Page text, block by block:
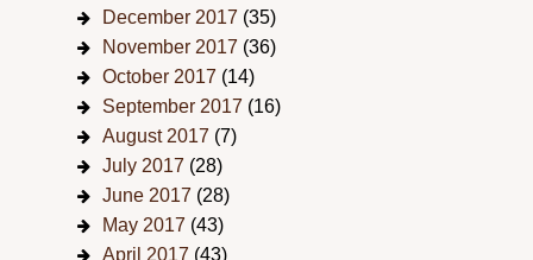
December 2017 (35)
November 2017 (36)
October 2017 (14)
September 2017 (16)
August 2017 (7)
July 2017 (28)
June 2017 (28)
May 2017 (43)
April 2017 (43)